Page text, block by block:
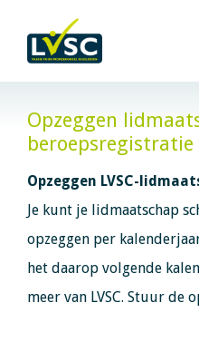
Opzeggen
beroepsregistratie
Opzeggen LVSC-
Je kunt je lidmaatschap
opzeggen per
het daarop volgende
meer van LVSC. Stuur de